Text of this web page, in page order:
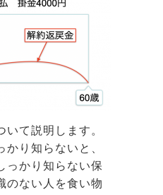
て説明します。
り知らないと、
っかり知らない保
のない人を食い物